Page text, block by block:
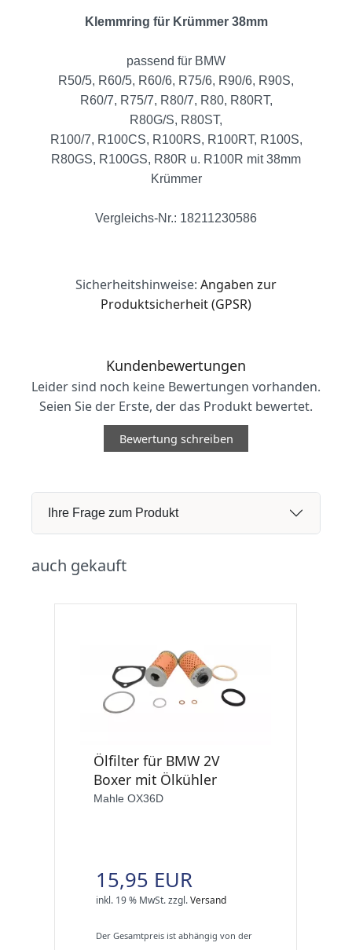
Klemmring für Krümmer 38mm
passend für BMW
R50/5, R60/5, R60/6, R75/6, R90/6, R90S,
R60/7, R75/7, R80/7, R80, R80RT,
R80G/S, R80ST,
R100/7, R100CS, R100RS, R100RT, R100S,
R80GS, R100GS, R80R u. R100R mit 38mm
Krümmer
Vergleichs-Nr.: 18211230586
Sicherheitshinweise: Angaben zur
Produktsicherheit (GPSR)
Kundenbewertungen
Leider sind noch keine Bewertungen vorhanden.
Seien Sie der Erste, der das Produkt bewertet.
Bewertung schreiben
Ihre Frage zum Produkt
auch gekauft
Ölfilter für BMW 2V
Boxer mit Ölkühler
Mahle OX36D
15,95 EUR
inkl. 19 % MwSt.zzgl.Versand
Der Gesamtpreis ist abhängig von der